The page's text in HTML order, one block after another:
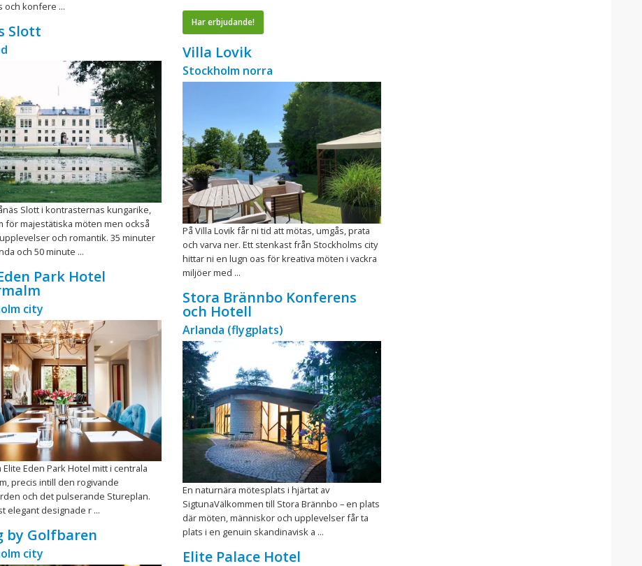
och konfere ...
Slott
Slott i kontrasternas kungarike,
för majestätiska möten men också
och romantik. 35 minuter
och 50 minute ...
Park Hotel
city
Elite Eden Park Hotel mitt i centrala
precis intill den rogivande
och det pulserande Stureplan.
elegant designade r ...
by Golfbaren
city
Har erbjudande!
Villa Lovik
Stockholm norra
På Villa Lovik får ni tid att mötas, umgås, prata
och varva ner. Ett stenkast från Stockholms city
hittar ni en lugn oas för kreativa möten i vackra
miljöer med ...
Stora Brännbo Konferens
och Hotell
Arlanda (flygplats)
En naturnära mötesplats i hjärtat av
SigtunaVälkommen till Stora Brännbo – en plats
där möten, människor och upplevelser får ta
plats i en genuin skandinavisk a ...
Elite Palace Hotel